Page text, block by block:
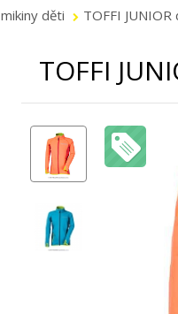
mikiny děti TOFFI
TOFFI